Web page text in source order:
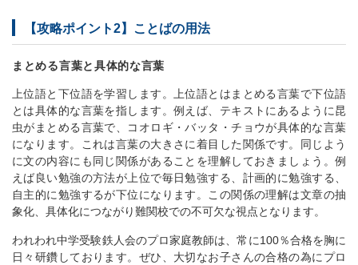
【攻略ポイント2】ことばの用法
まとめる言葉と具体的な言葉
上位語と下位語を学習します。上位語とはまとめる言葉で下位語
とは具体的な言葉を指します。例えば、テキストにあるように昆
虫がまとめる言葉で、コオロギ・バッタ・チョウが具体的な言葉
になります。これは言葉の大きさに着目した関係です。同じよう
に文の内容にも同じ関係があることを理解しておきましょう。例
えば良い勉強の方法が上位で毎日勉強する、計画的に勉強する、
自主的に勉強するが下位になります。この関係の理解は文章の抽
象化、具体化につながり難関校での不可欠な視点となります。
われわれ中学受験鉄人会のプロ家庭教師は、常に100％合格を胸に
日々研鑽しております。ぜひ、大切なお子さんの合格の為にプロ